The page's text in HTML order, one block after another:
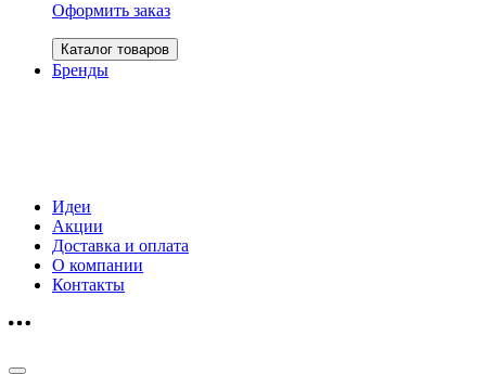
Оформить заказ
Каталог товаров
Бренды
Идеи
Акции
Доставка и оплата
О компании
Контакты